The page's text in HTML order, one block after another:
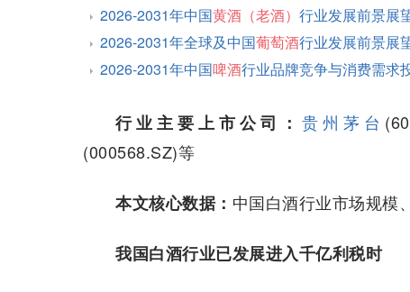
2026-2031年中国黄酒（老酒） 行业发展前景展
2026-2031年全球及中国葡萄酒行业发展前景展
2026-2031年中国啤酒行业品牌竞争与消费需求
行业主要上市公司：贵州茅台
(000568.SZ)等
本文核心数据： 中国白酒行业市场规模
我国白酒行业已发展进入千亿利税时